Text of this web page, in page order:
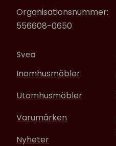
Organisationsnummer:
556608-0650
Svea
Inomhusmöbler
Utomhusmöbler
Varumärken
Nyheter